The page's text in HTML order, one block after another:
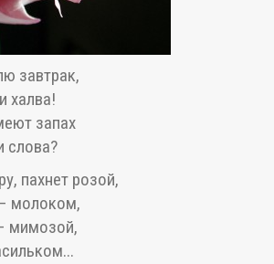
завтрак,
халва!
запах
слова?
пахнет розой,
молоком,
мимозой,